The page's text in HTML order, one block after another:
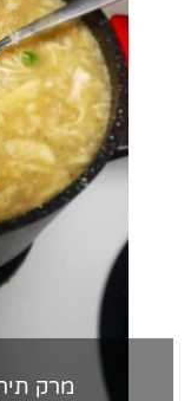
מרק